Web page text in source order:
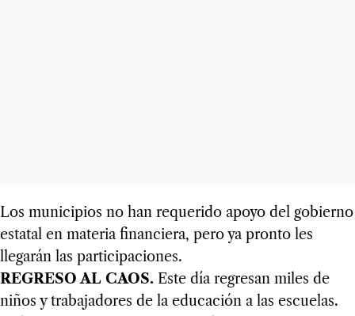
Los municipios no han requerido apoyo del gobierno
estatal en materia financiera, pero ya pronto les
llegarán las participaciones.
REGRESO AL CAOS. Este día regresan miles de
niños y trabajadores de la educación a las escuelas.